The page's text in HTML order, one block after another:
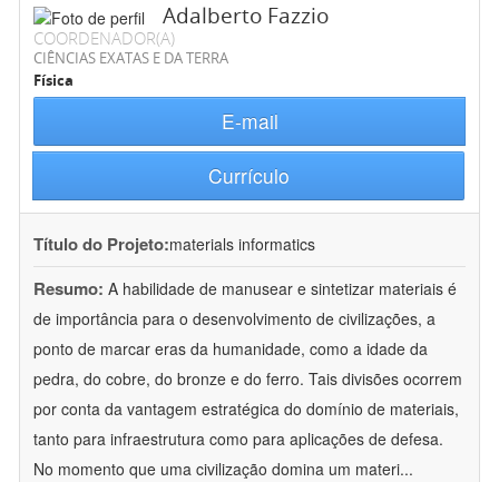
Adalberto Fazzio
COORDENADOR(A)
CIÊNCIAS EXATAS E DA TERRA
Física
E-mail
Currículo
Título do Projeto:materials informatics
Resumo: A habilidade de manusear e sintetizar materiais é
de importância para o desenvolvimento de civilizações, a
ponto de marcar eras da humanidade, como a idade da
pedra, do cobre, do bronze e do ferro. Tais divisões ocorrem
por conta da vantagem estratégica do domínio de materiais,
tanto para infraestrutura como para aplicações de defesa.
No momento que uma civilização domina um materi...